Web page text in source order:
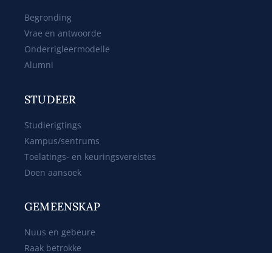
Begronding
Vrae en antwoorde
Onderrigleermodelle
Alumni
STUDEER
Studierigtings
Kampus/sentrums
Toelatings- en keuringsvereistes
Doen aansoek
GEMEENSKAP
Nuus en gebeure
Raak betrokke